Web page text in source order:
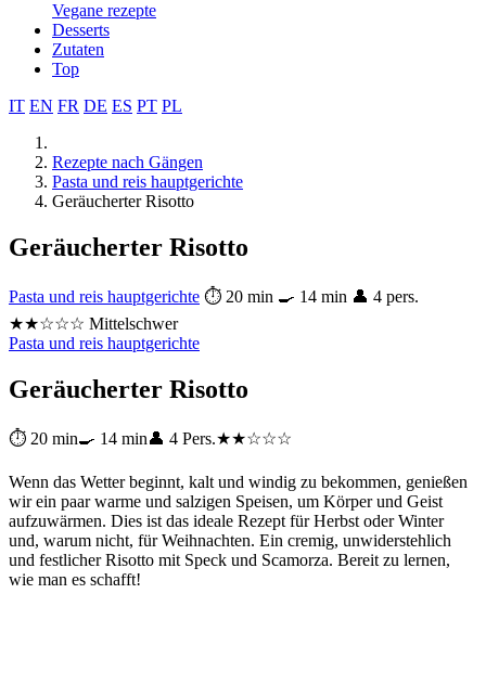
Vegane rezepte
Desserts
Zutaten
Top
IT EN FR DE ES PT PL
Rezepte nach Gängen
Pasta und reis hauptgerichte
Geräucherter Risotto
Geräucherter Risotto
Pasta und reis hauptgerichte ⏱ 20 min 🍳 14 min 👤 4 pers.
★★☆☆☆ Mittelschwer
Pasta und reis hauptgerichte
Geräucherter Risotto
⏱ 20 min🍳 14 min👤 4 Pers.★★☆☆☆
Wenn das Wetter beginnt, kalt und windig zu bekommen, genießen
wir ein paar warme und salzigen Speisen, um Körper und Geist
aufzuwärmen. Dies ist das ideale Rezept für Herbst oder Winter
und, warum nicht, für Weihnachten. Ein cremig, unwiderstehlich
und festlicher Risotto mit Speck und Scamorza. Bereit zu lernen,
wie man es schafft!